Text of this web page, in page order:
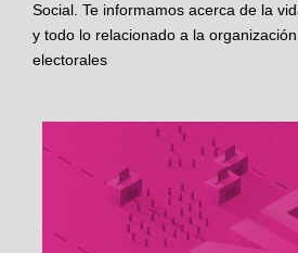
Social. Te informamos acerca de la
y todo lo relacionado a la
electorales